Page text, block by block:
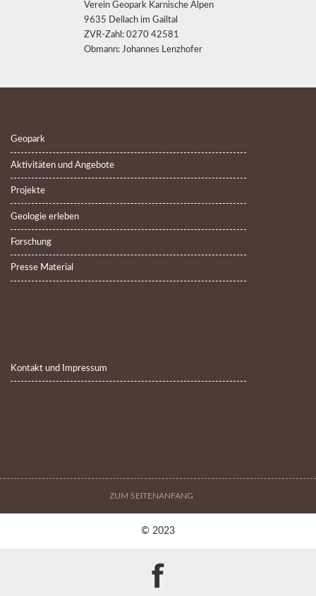
Verein Geopark Karnische Alpen
9635 Dellach im Gailtal
ZVR-Zahl: 0270 42581
Obmann: Johannes Lenzhofer
Geopark
Aktivitäten und Angebote
Projekte
Geologie erleben
Forschung
Presse Material
Kontakt und Impressum
ZUM SEITENANFANG
© 2023